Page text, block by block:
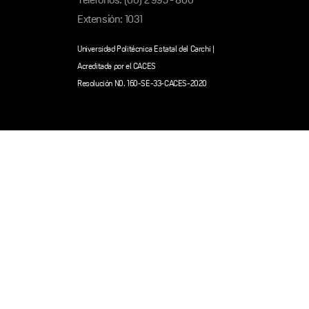
Extensión: 1031
Universidad Politécnica Estatal del Carchi |
Acreditada por el CACES
Resolución N0. 160-SE-33-CACES-2020